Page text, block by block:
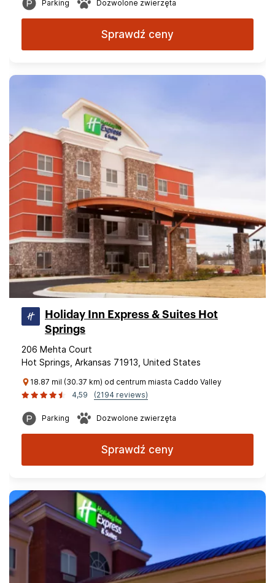
Parking Dozwolone zwierzęta
Sprawdź ceny
Holiday Inn Express & Suites Hot
Springs
206 Mehta Court
Hot Springs, Arkansas 71913, United States
18.87 mil (30.37 km) od centrum miasta Caddo Valley
4,59
(2194 reviews)
Parking Dozwolone zwierzęta
Sprawdź ceny